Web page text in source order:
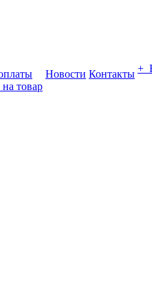
товар
Новости Контакты +